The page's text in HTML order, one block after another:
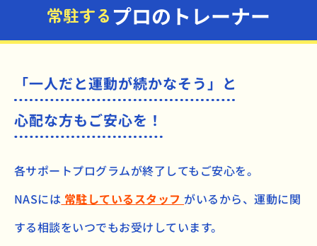
常駐する プロのトレーナー
「一人だと運動が続かなそう」と
心配な方もご安心を！
各サポートプログラムが終了してもご安心を。
NASには 常駐しているスタッフ がいるから、運動に関
する相談をいつでもお受けしています。